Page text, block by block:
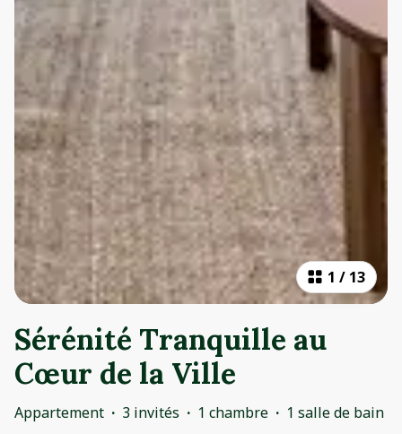
1 / 13
Sérénité Tranquille au
Cœur de la Ville
Appartement · 3 invités · 1 chambre · 1 salle de bain